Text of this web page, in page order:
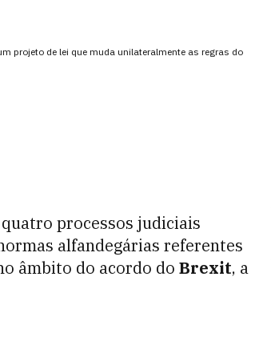
projeto de lei que muda unilateralmente as regras do
processos judiciais
alfandegárias referentes
âmbito do acordo do Brexit, a